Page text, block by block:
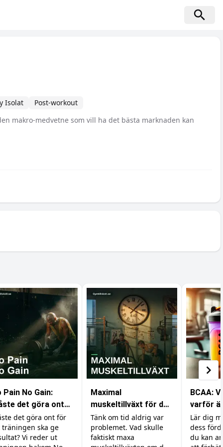
Isolat
Post-workout
makro-medvetne som vill ha det bästa marknaden kan
Pain No Gain:
det göra ont
att bygga
det göra ont för
träningen ska ge
Vi reder ut
Maximal
muskeltillväxt för den
med obegränsad tid
Tänk om tid aldrig var
problemet. Vad skulle
faktiskt maxa
BCAA:
varför
din
Lär dig
dess
du kan